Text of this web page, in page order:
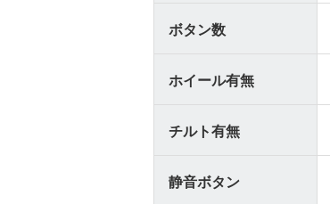
ボタン数
ホイール有無
チルト有無
静音ボタン